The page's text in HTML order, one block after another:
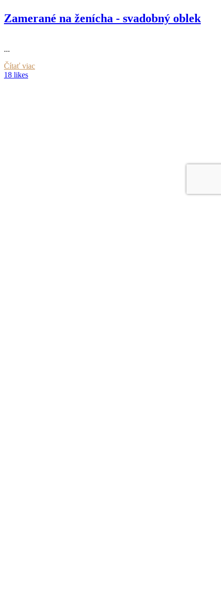
Zamerané na ženícha - svadobný oblek
...
Čítať viac
18 likes